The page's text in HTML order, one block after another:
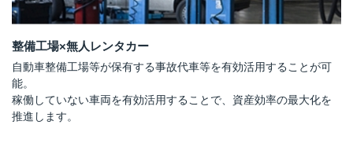
整備工場×無人レンタカー
自動車整備工場等が保有する事故代車等を有効活用することが可
能。
稼働していない車両を有効活用することで、資産効率の最大化を
推進します。